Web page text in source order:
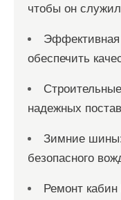
чтобы он
Эффективная
обеспечить
надежных
Зимние
безопасного
Ремонт